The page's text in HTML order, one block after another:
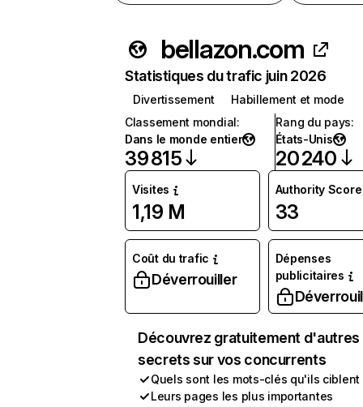
bellazon.com
Statistiques du trafic juin 2026
Divertissement
Habillement et mode
Classement mondial:
Dans le monde entier
39 815
Rang du pays:
États-Unis
20 240
Visites
1,19 M
Authority Score
33
Coût du trafic
Déverrouiller
Dépenses
publicitaires
Découvrez gratuitement d'autres
secrets sur vos concurrents
Quels sont les mots-clés qu'ils ciblent
Leurs pages les plus importantes